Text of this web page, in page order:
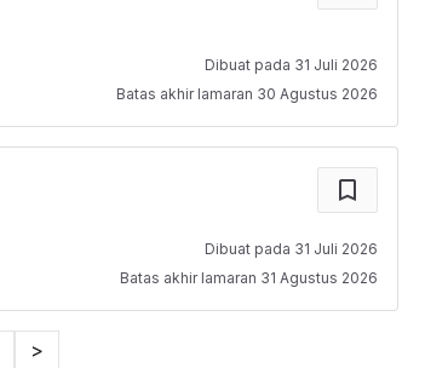
Dibuat pada 31 Juli 2026
Batas akhir lamaran 30 Agustus 2026
Dibuat pada 31 Juli 2026
Batas akhir lamaran 31 Agustus 2026
>